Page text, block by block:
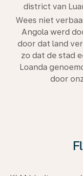
district van
Wees niet
Angola werd
door dat land
zo dat de stad
Loanda
door